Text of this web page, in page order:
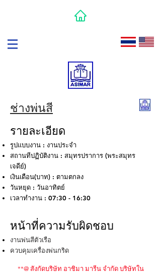
ช่างพ่นสี
รายละเอียด
รูปแบบงาน : งานประจํา
สถานทีปฏิบัติงาน : สมุทรปราการ (พระสมุทร
เจดีย์)
เงินเดือน(บาท) : ตามตกลง
วันหยุด : วันอาทิตย์
เวลาทํางาน : 07:30 - 16:30
หน้าที่ความรับผิดชอบ
งานพ่นสีตัวเรือ
ควบคุมเครื่องพ่นกริด
**@ สังกัดบริษัท อาชิมา มารีน จํากัด บริษัทใน